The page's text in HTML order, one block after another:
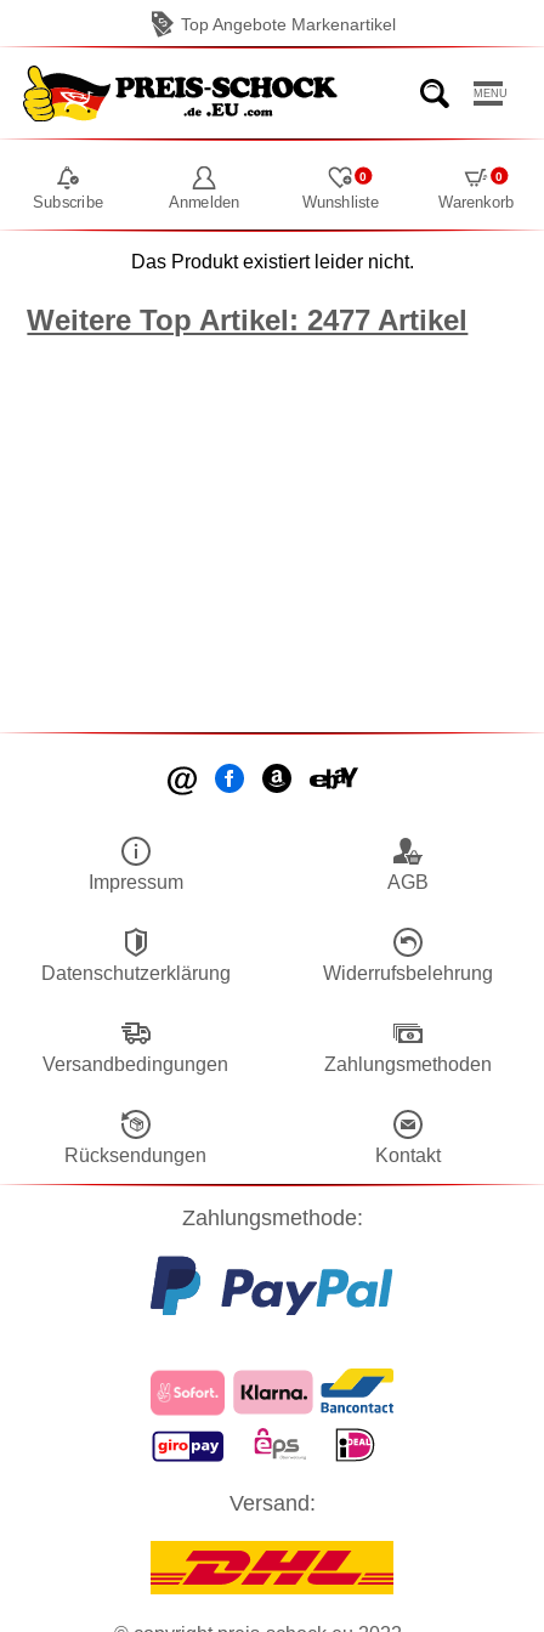
zu Ihren Rechten als Benutzer finden Sie in unserer
Cookies zu akzeptieren und direkt unsere Website besuchen zu
ZUSTIMMUNG
Top Angebote Markenartikel
MENU
Subscribe Anmelden Wunshliste
0
Warenkorb
0
Das Produkt existiert leider nicht.
Weitere Top Artikel: 2477 Artikel
Impressum AGB
Datenschutzerklärung Widerrufsbelehrung
Versandbedingungen Zahlungsmethoden
Rücksendungen Kontakt
Zahlungsmethode:
Versand: